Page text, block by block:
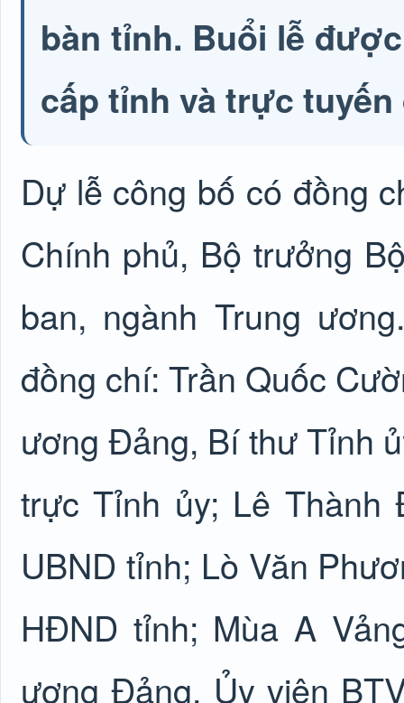
bàn tỉnh. Buổi lễ
cấp tỉnh và trực
Dự lễ công bố có đồng
Chính phủ, Bộ trưởng
ban, ngành Trung
đồng chí: Trần Quốc
ương Đảng, Bí thư Tỉnh
trực Tỉnh ủy; Lê Thành
UBND tỉnh; Lò Văn
HĐND tỉnh; Mùa A
ương Đảng, Ủy viên